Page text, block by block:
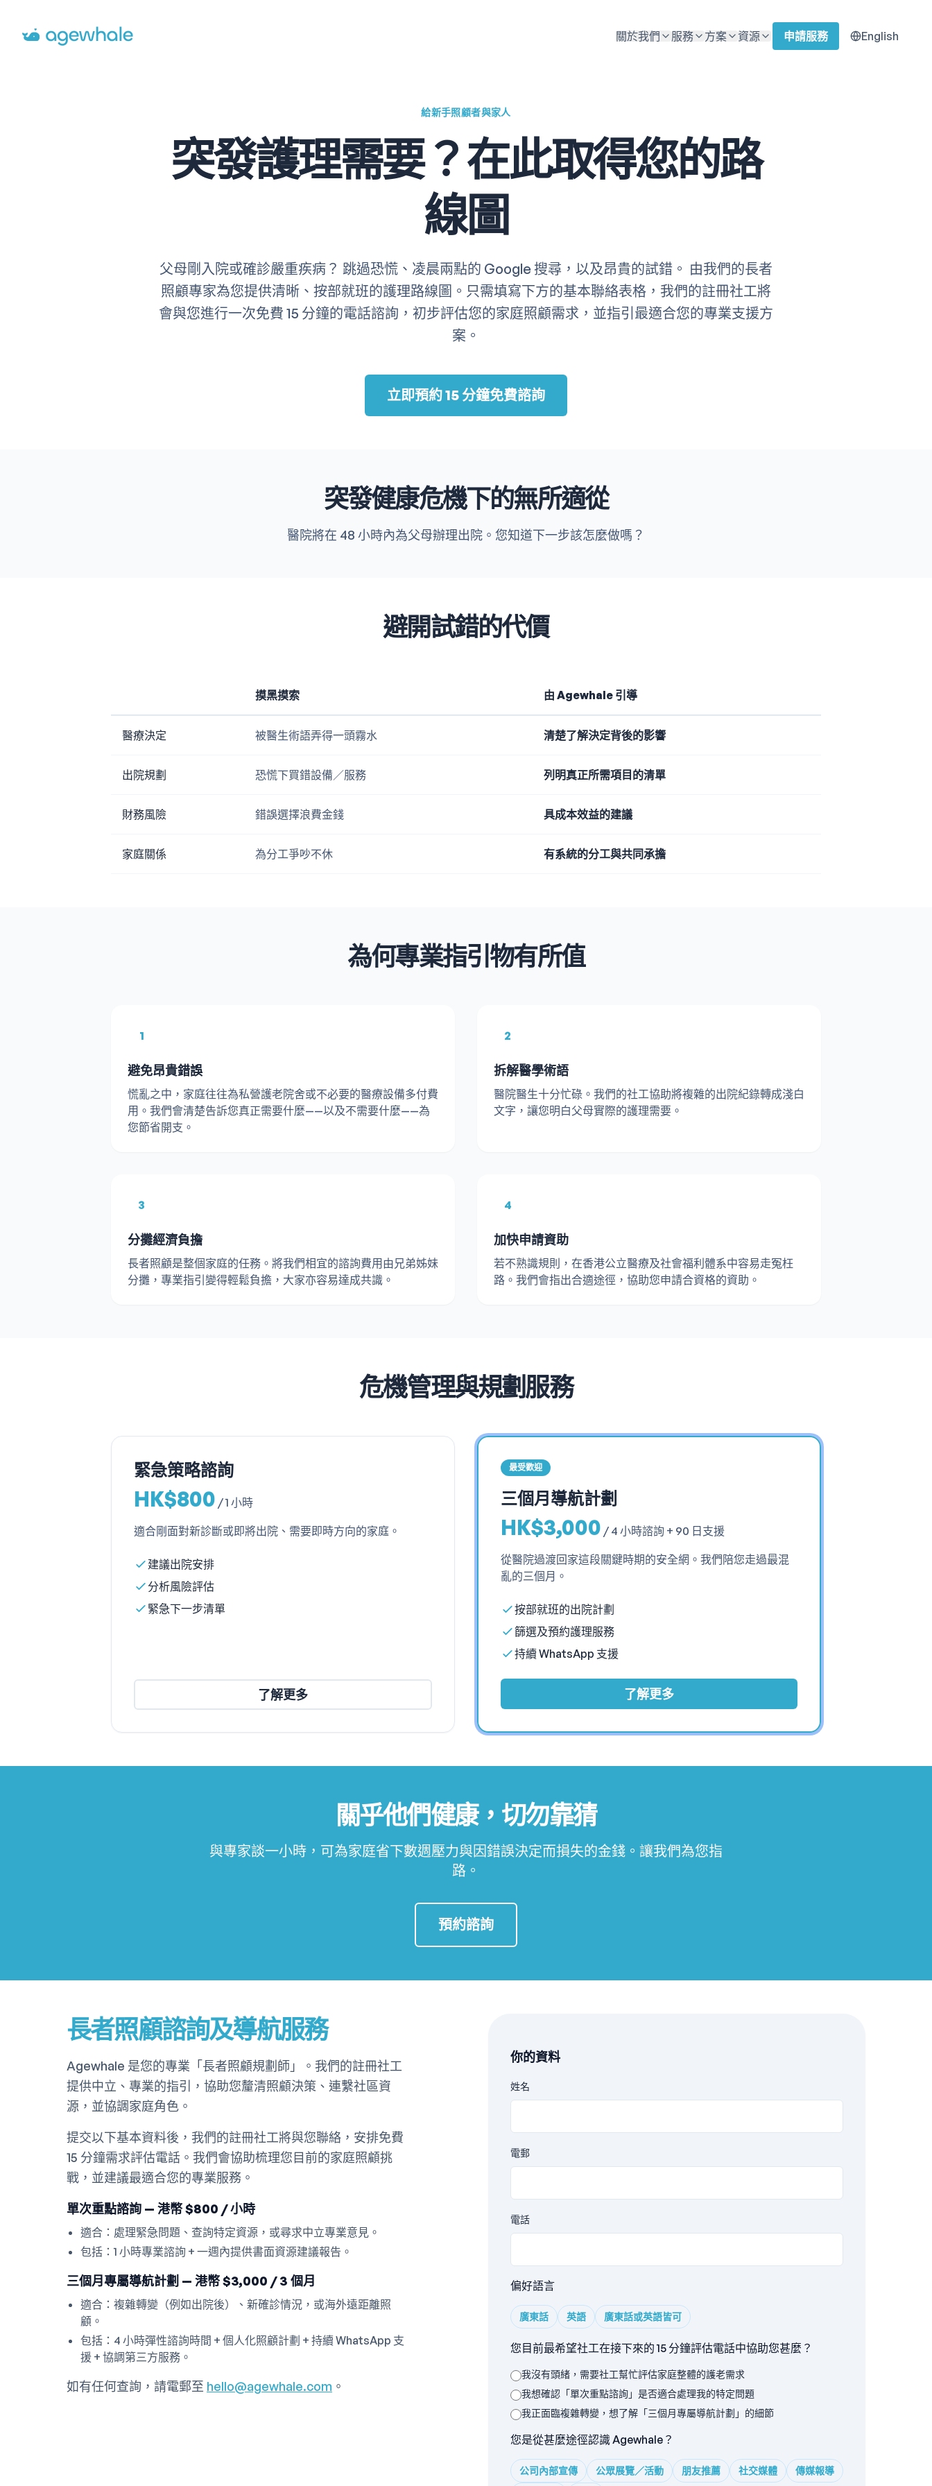
Go to homepage 關於我們 服務 方案 資源 申請服務 English
給新手照顧者與家人
突發護理需要？在此取得您的路
線圖
父母剛入院或確診嚴重疾病？ 跳過恐慌、凌晨兩點的 Google 搜尋，以及昂貴的試錯。 由我們的長者
照顧專家為您提供清晰、按部就班的護理路線圖。只需填寫下方的基本聯絡表格，我們的註冊社工將
會與您進行一次免費 15 分鐘的電話諮詢，初步評估您的家庭照顧需求，並指引最適合您的專業支援方
案。
立即預約 15 分鐘免費諮詢
突發健康危機下的無所適從
醫院將在 48 小時內為父母辦理出院。您知道下一步該怎麼做嗎？
避開試錯的代價
摸黑摸索 由 Agewhale 引導
醫療決定 被醫生術語弄得一頭霧水 清楚了解決定背後的影響
出院規劃 恐慌下買錯設備／服務 列明真正所需項目的清單
財務風險 錯誤選擇浪費金錢 具成本效益的建議
家庭關係 為分工爭吵不休 有系統的分工與共同承擔
為何專業指引物有所值
1
避免昂貴錯誤
慌亂之中，家庭往往為私營護老院舍或不必要的醫療設備多付費
用。我們會清楚告訴您真正需要什麼——以及不需要什麼——為
您節省開支。
2
拆解醫學術語
醫院醫生十分忙碌。我們的社工協助將複雜的出院紀錄轉成淺白
文字，讓您明白父母實際的護理需要。
3
分攤經濟負擔
長者照顧是整個家庭的任務。將我們相宜的諮詢費用由兄弟姊妹
分攤，專業指引變得輕鬆負擔，大家亦容易達成共識。
4
加快申請資助
若不熟識規則，在香港公立醫療及社會福利體系中容易走冤枉
路。我們會指出合適途徑，協助您申請合資格的資助。
危機管理與規劃服務
緊急策略諮詢
HK$800 /1 小時
適合剛面對新診斷或即將出院、需要即時方向的家庭。
建議出院安排
分析風險評估
緊急下一步清單
了解更多
最受歡迎
三個月導航計劃
HK$3,000 / 4 小時諮詢 + 90 日支援
從醫院過渡回家這段關鍵時期的安全網。我們陪您走過最混
亂的三個月。
按部就班的出院計劃
篩選及預約護理服務
持續 WhatsApp 支援
了解更多
關乎他們健康，切勿靠猜
與專家談一小時，可為家庭省下數週壓力與因錯誤決定而損失的金錢。讓我們為您指
路。
預約諮詢
長者照顧諮詢及導航服務
Agewhale 是您的專業「長者照顧規劃師」。我們的註冊社工
提供中立、專業的指引，協助您釐清照顧決策、連繫社區資
源，並協調家庭角色。
提交以下基本資料後，我們的註冊社工將與您聯絡，安排免費
15 分鐘需求評估電話。我們會協助梳理您目前的家庭照顧挑
戰，並建議最適合您的專業服務。
單次重點諮詢 — 港幣 $800 / 小時
適合：處理緊急問題、查詢特定資源，或尋求中立專業意見。
包括：1 小時專業諮詢 + 一週內提供書面資源建議報告。
三個月專屬導航計劃 — 港幣 $3,000 / 3 個月
適合：複雜轉變（例如出院後）、新確診情況，或海外遠距離照
顧。
包括：4 小時彈性諮詢時間 + 個人化照顧計劃 + 持續 WhatsApp 支
援 + 協調第三方服務。
如有任何查詢，請電郵至 hello@agewhale.com 。
你的資料
姓名
電郵
電話
偏好語言
廣東話 英語 廣東話或英語皆可
您目前最希望社工在接下來的 15 分鐘評估電話中協助您甚麼？
我沒有頭緒，需要社工幫忙評估家庭整體的護老需求
我想確認「單次重點諮詢」是否適合處理我的特定問題
我正面臨複雜轉變，想了解「三個月專屬導航計劃」的細節
您是從甚麼途徑認識 Agewhale？
公司內部宣傳 公眾展覽／活動 朋友推薦 社交媒體 傳媒報導